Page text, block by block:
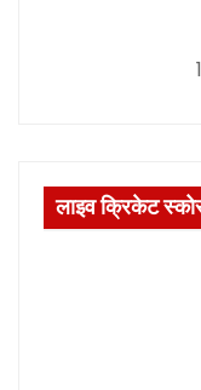
1
लाइव क्रिकेट